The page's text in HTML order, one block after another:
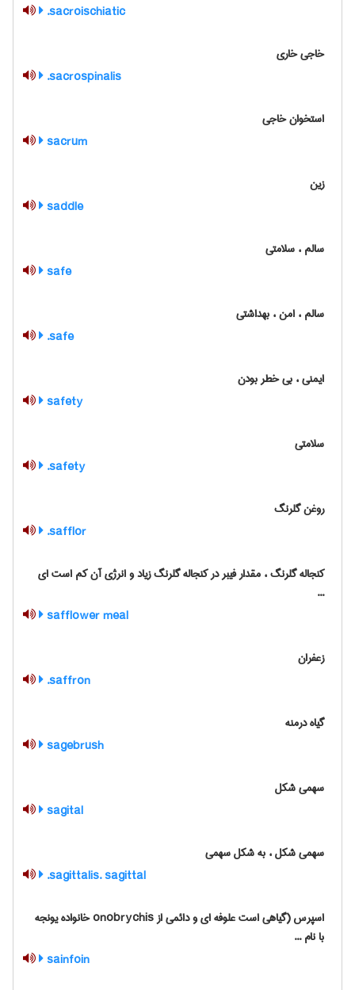
sacroischiatic.
خاجی خاری
sacrospinalis.
استخوان خاجی
sacrum
زین
saddle
سالم ، سلامتی
safe
سالم ، امن ، بهداشتی
safe.
ایمنی ، بی خطر بودن
safety
سلامتی
safety.
روغن گلرنگ
safflor.
کنجاله گلرنگ ، مقدار فیبر در کنجاله گلرنگ زیاد و انرژی آن کم است ای
...
safflower meal
زعفران
saffron.
گیاه درمنه
sagebrush
سهمی شکل
sagital
سهمی شکل ، به شکل سهمی
sagittalis. sagittal.
اسپرس (گیاهی است علوفه ای و دائمی از onobrychis خانواده یونجه
با نام ...
sainfoin